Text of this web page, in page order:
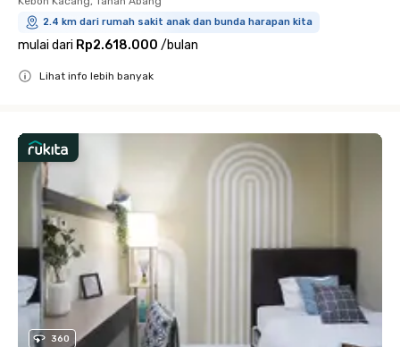
2.4 km dari rumah sakit anak dan bunda harapan kita
mulai dari Rp2.618.000 /bulan
Lihat info lebih banyak
360